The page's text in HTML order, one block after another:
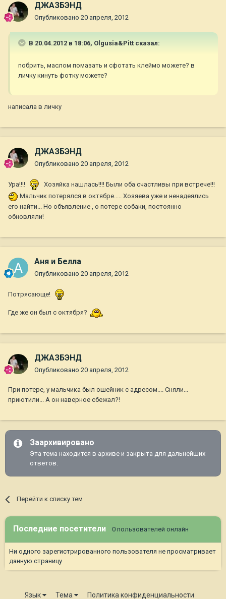
ДЖАЗБЭНД
Опубликовано 20 апреля, 2012
В 20.04.2012 в 18:06, Olgusia&Pitt сказал:
побрить, маслом помазать и сфотать клеймо можете? в
личку кинуть фотку можете?
написала в личку
ДЖАЗБЭНД
Опубликовано 20 апреля, 2012
Ура!!!!
Хозяйка нашлась!!!! Были оба счастливы при встрече!!!
Мальчик потерялся в октябре..... Хозяева уже и ненадеялись
его найти... Но объявление , о потере собаки, постоянно
обновляли!
Аня и Белла
Опубликовано 20 апреля, 2012
Потрясающе!
Где же он был с октября?
ДЖАЗБЭНД
Опубликовано 20 апреля, 2012
При потере, у мальчика был ошейник с адресом.... Сняли...
приютили... А он наверное сбежал?!
Заархивировано
Эта тема находится в архиве и закрыта для дальнейших
ответов.
Перейти к списку тем
Последние посетители 0 пользователей онлайн
Ни одного зарегистрированного пользователя не просматривает
данную страницу
Язык Тема Политика конфиденциальности